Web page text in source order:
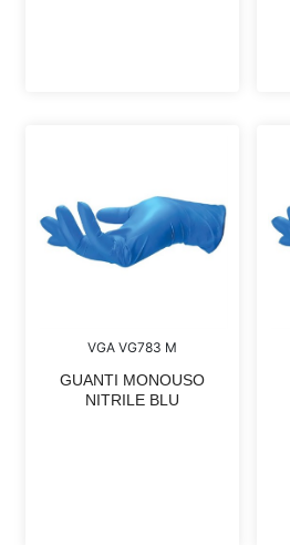
VGA VG783 M
GUANTI MONOUSO
NITRILE BLU